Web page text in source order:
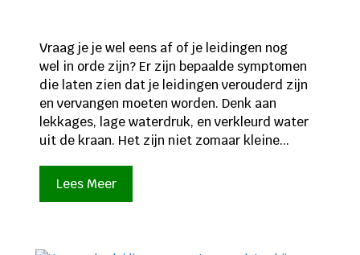
Vraag je je wel eens af of je leidingen nog
wel in orde zijn? Er zijn bepaalde symptomen
die laten zien dat je leidingen verouderd zijn
en vervangen moeten worden. Denk aan
lekkages, lage waterdruk, en verkleurd water
uit de kraan. Het zijn niet zomaar kleine...
Lees Meer